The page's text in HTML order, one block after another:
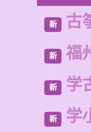
新 古
新 福
新 学
新 学